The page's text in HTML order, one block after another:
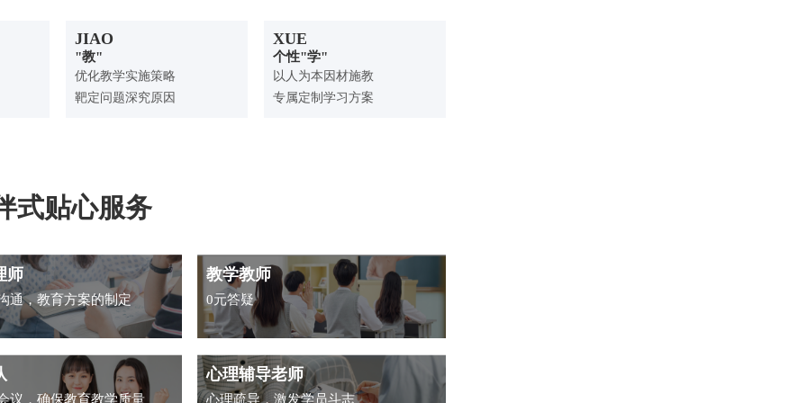
JIAO
"教"
优化教学实施策略
靶定问题深究原因
XUE
个性"学"
以人为本因材施教
专属定制学习方案
式贴心服务
师
通，教育方案的制定
教学教师
0元答疑
议，确保教育教学质量
心理辅导老师
心理疏导，激发学员斗志